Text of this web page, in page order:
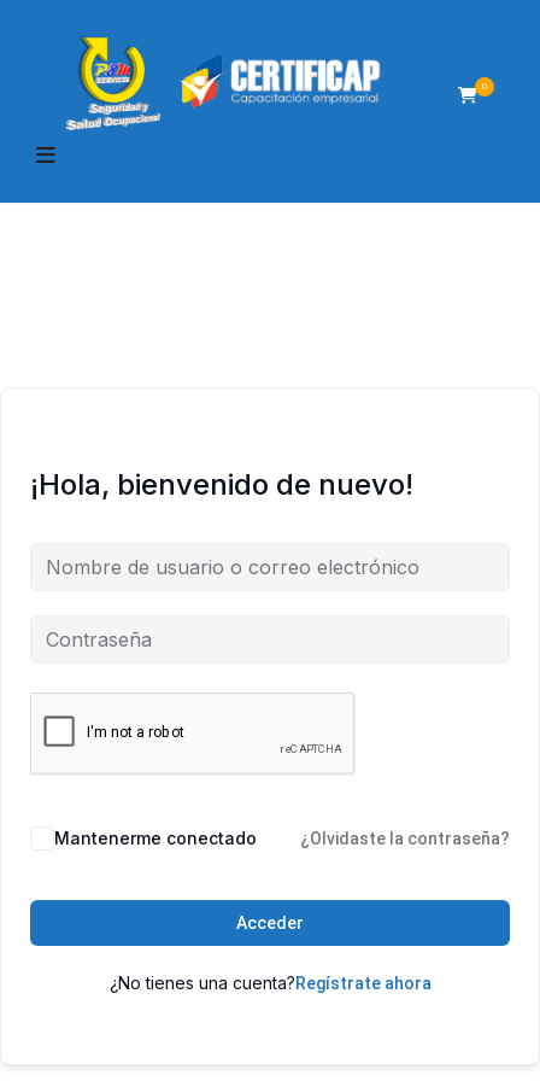
0
¡Hola, bienvenido de nuevo!
Mantenerme conectado ¿Olvidaste la contraseña?
Acceder
¿No tienes una cuenta?Regístrate ahora